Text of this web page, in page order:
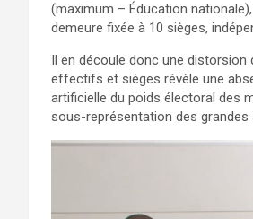
(maximum – Éducation
demeure fixée à 10 sièges,
Il en découle donc une
effectifs et sièges révèle une
artificielle du poids électoral des
sous-représentation des